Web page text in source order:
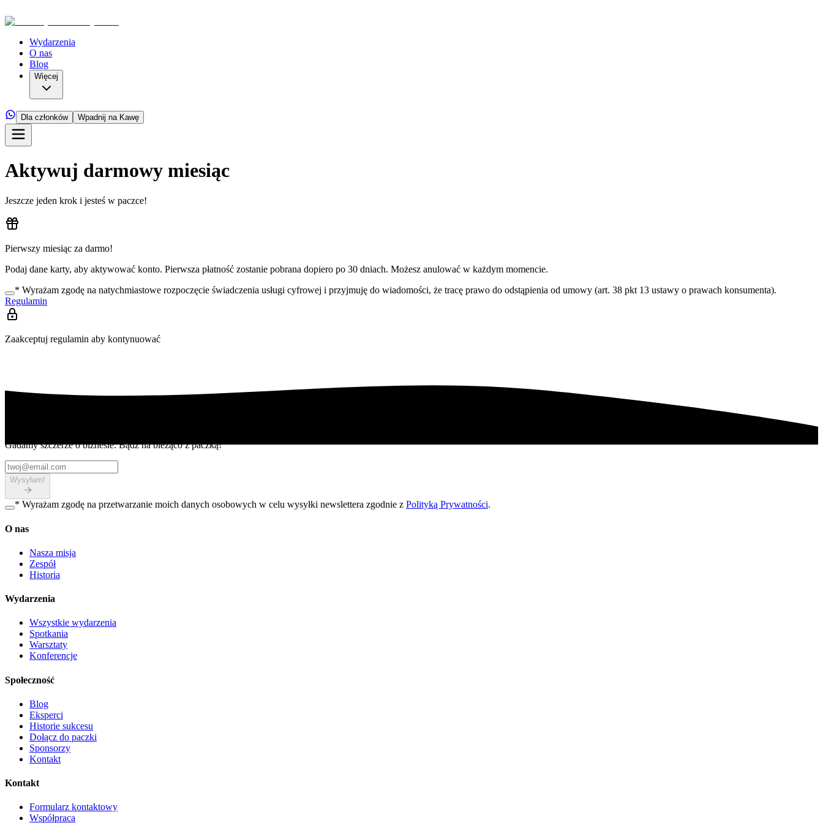
Wydarzenia
O nas
Blog
Więcej
Dla członków Wpadnij na Kawę
Aktywuj darmowy miesiąc
Jeszcze jeden krok i jesteś w paczce!
Pierwszy miesiąc za darmo!
Podaj dane karty, aby aktywować konto. Pierwsza płatność zostanie pobrana dopiero po 30 dniach. Możesz anulować w każdym momencie.
* Wyrażam zgodę na natychmiastowe rozpoczęcie świadczenia usługi cyfrowej i przyjmuję do wiadomości, że tracę prawo do odstąpienia od umowy (art. 38 pkt 13 ustawy o prawach konsumenta).
Regulamin
Zaakceptuj regulamin aby kontynuować
Gadamy szczerze o biznesie. Bądź na bieżąco z paczką!
Wysyłam!
* Wyrażam zgodę na przetwarzanie moich danych osobowych w celu wysyłki newslettera zgodnie z Polityką Prywatności.
O nas
Nasza misja
Zespół
Historia
Wydarzenia
Wszystkie wydarzenia
Spotkania
Warsztaty
Konferencje
Społeczność
Blog
Eksperci
Historie sukcesu
Dołącz do paczki
Sponsorzy
Kontakt
Kontakt
Formularz kontaktowy
Współpraca